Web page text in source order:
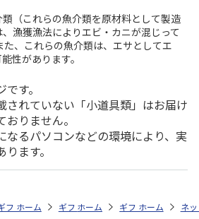
（これらの魚介類を原材料として製造
漁獲漁法によりエビ・カニが混じって
た、これらの魚介類は、エサとしてエ
性があります。
す。
されていない「小道具類」はお届け
りません。
なるパソコンなどの環境により、実
ます。
お中元・夏ギフト特集 2026 お菓子・スイーツ
フトストア お中元・夏ギフト特集 2026
ホーム ギフトストア お中元・夏ギフト
ホーム ギフトストア お
ホーム ネ